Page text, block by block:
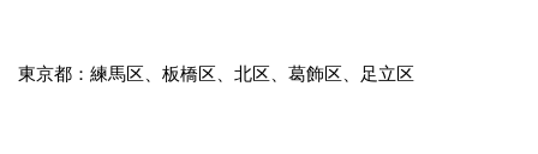
東京都：練馬区、板橋区、北区、葛飾区、足立区